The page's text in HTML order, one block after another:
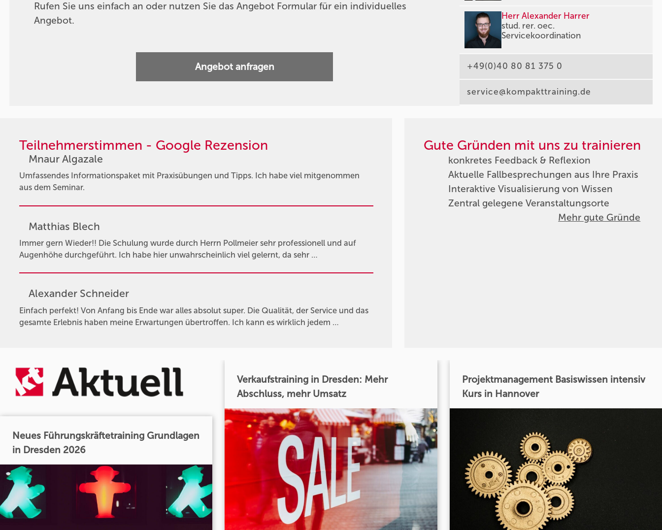
Rufen Sie uns einfach an oder nutzen Sie das Angebot Formular für ein individuelles
Angebot.
Angebot anfragen
Herr Alexander Harrer
stud. rer. oec.
Servicekoordination
+49(0)40 80 81 375 0
service@kompakttraining.de
Teilnehmerstimmen - Google Rezension
Mnaur Algazale
Umfassendes Informationspaket mit Praxisübungen und Tipps. Ich habe viel mitgenommen
aus dem Seminar.
Matthias Blech
Immer gern Wieder!! Die Schulung wurde durch Herrn Pollmeier sehr professionell und auf
Augenhöhe durchgeführt. Ich habe hier unwahrscheinlich viel gelernt, da sehr …
Alexander Schneider
Einfach perfekt! Von Anfang bis Ende war alles absolut super. Die Qualität, der Service und das
gesamte Erlebnis haben meine Erwartungen übertroffen. Ich kann es wirklich jedem …
Gute Gründen mit uns zu trainieren
konkretes Feedback & Reflexion
Aktuelle Fallbesprechungen aus Ihre Praxis
Interaktive Visualisierung von Wissen
Zentral gelegene Veranstaltungsorte
Mehr gute Gründe
Neues Führungskräftetraining Grundlagen
in Dresden 2026
Verkaufstraining in Dresden: Mehr
Abschluss, mehr Umsatz
Projektmanagement Basiswissen intensiv
Kurs in Hannover